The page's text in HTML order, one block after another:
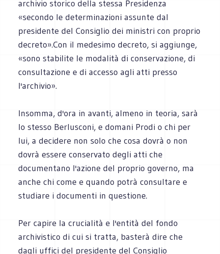
archivio storico della stessa Presidenza
«secondo le determinazioni assunte dal
presidente del Consiglio dei ministri con proprio
decreto».Con il medesimo decreto, si aggiunge,
«sono stabilite le modalità di conservazione, di
consultazione e di accesso agli atti presso
l'archivio».
Insomma, d'ora in avanti, almeno in teoria, sarà
lo stesso Berlusconi, e domani Prodi o chi per
lui, a decidere non solo che cosa dovrà o non
dovrà essere conservato degli atti che
documentano l'azione del proprio governo, ma
anche chi come e quando potrà consultare e
studiare i documenti in questione.
Per capire la crucialità e l'entità del fondo
archivistico di cui si tratta, basterà dire che
dagli uffici del presidente del Consiglio